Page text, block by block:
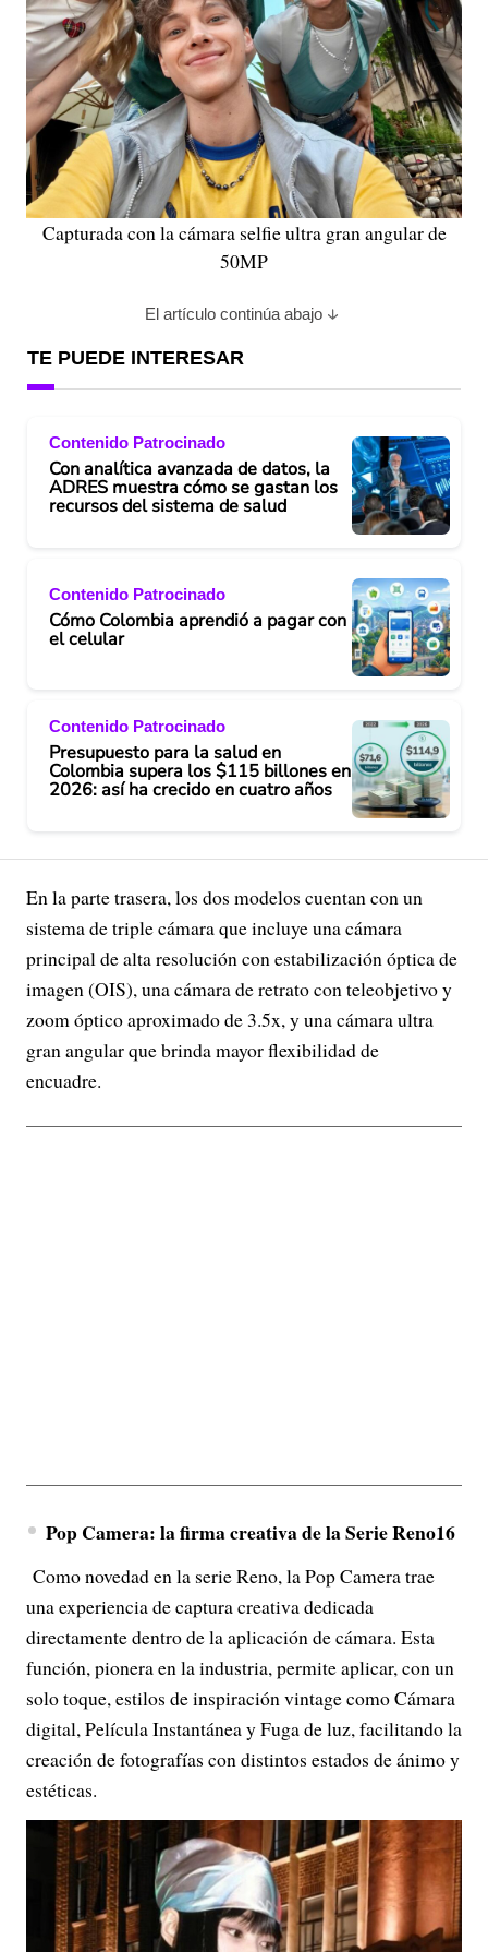
Capturada con la cámara selfie ultra gran angular de
50MP
El artículo continúa abajo
TE PUEDE INTERESAR
Contenido Patrocinado
Con analítica avanzada de datos, la
ADRES muestra cómo se gastan los
recursos del sistema de salud
Contenido Patrocinado
Cómo Colombia aprendió a pagar con
el celular
Contenido Patrocinado
Presupuesto para la salud en
Colombia supera los $115 billones en
2026: así ha crecido en cuatro años
En la parte trasera, los dos modelos cuentan con un
sistema de triple cámara que incluye una cámara
principal de alta resolución con estabilización óptica de
imagen (OIS), una cámara de retrato con teleobjetivo y
zoom óptico aproximado de 3.5x, y una cámara ultra
gran angular que brinda mayor flexibilidad de
encuadre.
Pop Camera: la firma creativa de la Serie Reno16
Como novedad en la serie Reno, la Pop Camera trae
una experiencia de captura creativa dedicada
directamente dentro de la aplicación de cámara. Esta
función, pionera en la industria, permite aplicar, con un
solo toque, estilos de inspiración vintage como Cámara
digital, Película Instantánea y Fuga de luz, facilitando la
creación de fotografías con distintos estados de ánimo y
estéticas.